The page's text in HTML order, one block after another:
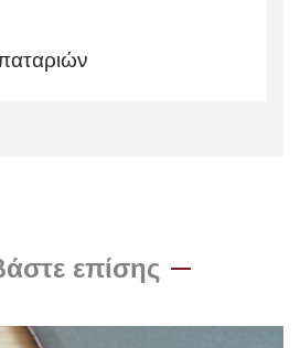
επίσης